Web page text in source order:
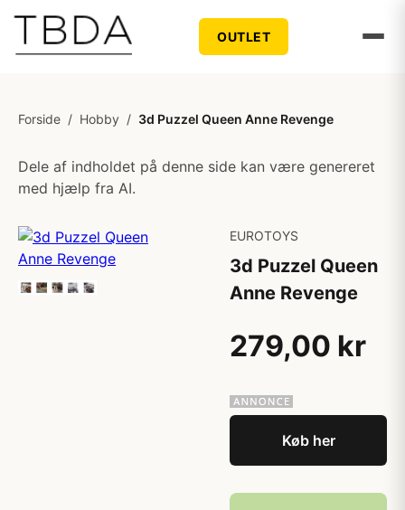
OUTLET
Forside / Hobby / 3d Puzzel Queen Anne Revenge
Dele af indholdet på denne side kan være genereret
med hjælp fra AI.
EUROTOYS
3d Puzzel Queen
Anne Revenge
279,00 kr
Køb her